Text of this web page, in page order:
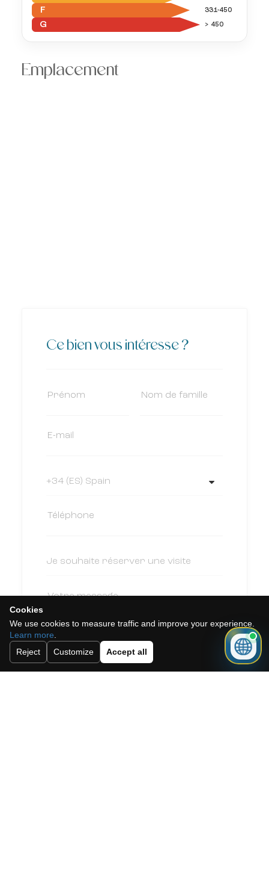
F 331-450
G > 450
Emplacement
Ce bien vous intéresse ?
Cookies
We use cookies to measure traffic and improve your experience.
Learn more
Reject
Customize Accept all